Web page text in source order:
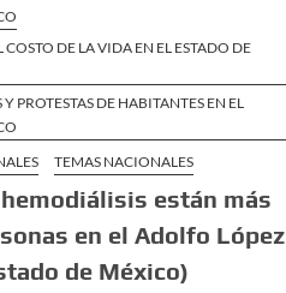
DE LA VIDA EN EL ESTADO DE
PROTESTAS DE HABITANTES EN EL
TEMAS NACIONALES
están más
en el Adolfo López
de México)